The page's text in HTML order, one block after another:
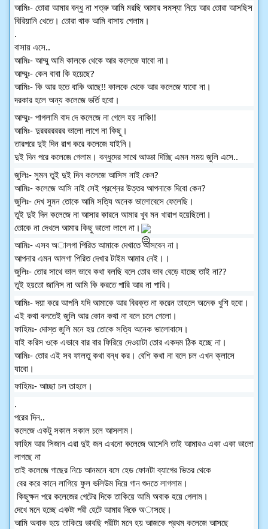
আমিঃ- তোরা আমার বন্ধু না শত্রু আমি মরছি আমার সমস্যা নিয়ে আর তোরা আসছিস
বিরিয়ানি খেতে। তোরা থাক আমি বাসায় গেলাম।
.
বাসায় এসে..
আমিঃ- আম্মু আমি কালকে থেকে আর কলেজে যাবো না।
আম্মুঃ- কেন বাবা কি হয়েছে?
আমিঃ- কি আর হতে বাকি আছে!! কালকে থেকে আর কলেজে যাবো না।
দরকার হলে অন্য কলেজে ভর্তি হবো।
আম্মুঃ- পাগলামি বাদ দে কলেজে না গেলে হয় নাকি!!
আমিঃ- দুররররররর ভালো লাগে না কিছু।
তারপরে দুই দিন রাগ করে কলেজে যাইনি।
দুই দিন পরে কলেজে গেলাম। বন্ধুদের সাথে আড্ডা দিচ্ছি এমন সময় জুলি এসে..
জুলিঃ- সুমন তুই দুই দিন কলেজে আসিস নাই কেন?
আমিঃ- কলেজে আসি নাই সেই প্রশ্নের উত্তর আপনাকে দিবো কেন?
জুলিঃ- দেখ সুমন তোকে আমি সত্যি অনেক ভালোবেসে ফেলেছি।
তুই দুই দিন কলেজে না আসার কারনে আমার খুব মন খারাপ হয়েছিলো।
তোকে না দেখলে আমার কিছু ভালো লাগে না।
আমিঃ- এসব অালগা পিরিত আমাকে দেখাতে আসবেন না।
আপনার এমন আলগা পিরিত দেখার টাইম আমার নেই।।
জুলিঃ- তোর সাথে ভাল ভাবে কথা বলছি বলে তোর ভাব বেড়ে যাচ্ছে তাই না??
তুই হয়তো জানিস না আমি কি করতে পারি আর না পারি।
আমিঃ- দয়া করে আপনি যদি আমাকে আর বিরক্ত না করেন তাহলে অনেক খুশি হবো।
এই কথা বলতেই জুলি আর কোন কথা না বলে চলে গেলো।
ফাহিমঃ- দোস্ত জুলি মনে হয় তোকে সত্যি অনেক ভালোবাসে।
যাই করিস ওকে এভাবে বার বার ফিরিয়ে দেওয়াটা তোর একদম ঠিক হচ্ছে না।
আমিঃ- তোর এই সব ফালতু কথা বন্ধ কর। বেশি কথা না বলে চল এখন ক্লাসে
যাবো।
ফাহিমঃ- আচ্ছা চল তাহলে।
.
পরের দিন..
কলেজে একটু সকাল সকাল চলে আসলাম।
ফাহিম আর সিজান এরা দুই জন এখনো কলেজে আসেনি তাই আমারও একা একা ভালো
লাগছে না
তাই কলেজে গাছের নিচে আনমনে বসে হেড ফোনটা ব্যাগের ভিতর থেকে
বের করে কানে লাগিয়ে ফুল ভলিউম দিয়ে গান শুনতে লাগলাম।
কিছুক্ষন পরে কলেজের গেটের দিকে তাকিয়ে আমি অবাক হয়ে গেলাম।
দেখে মনে হচ্ছে একটা পরী হেটে আমার দিকে অাসছে।
আমি অবাক হয়ে তাকিয়ে ভাবছি পরীটা মনে হয় আজকে প্রথম কলেজে আসছে